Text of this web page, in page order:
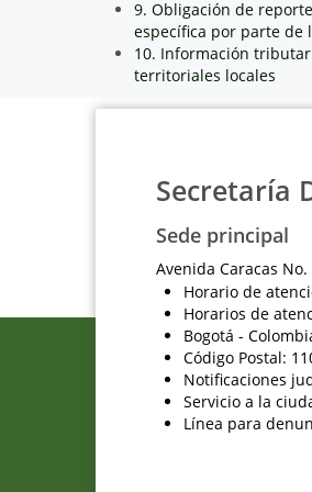
9. Obligación de
específica por parte de
10. Información
territoriales locales
Secretaría
Sede principal
Avenida Caracas
Horario de
Horarios de
Bogotá -
Código Postal:
Notificaciones
Servicio a la
Línea para